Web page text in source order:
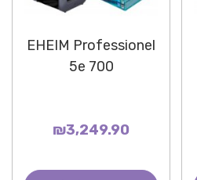
EHEIM Professionel
5e 700
₪3,249.90